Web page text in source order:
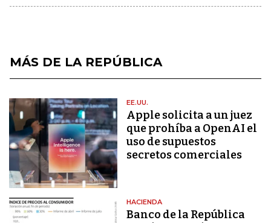
MÁS DE LA REPÚBLICA
EE.UU.
Apple solicita a un juez
que prohíba a OpenAI el
uso de supuestos
secretos comerciales
HACIENDA
Banco de la República